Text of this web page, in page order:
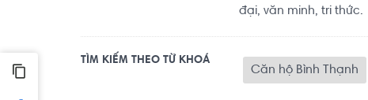
đại, văn minh, tri thức.
TÌM KIẾM THEO TỪ KHOÁ
Căn hộ Bình Thạnh